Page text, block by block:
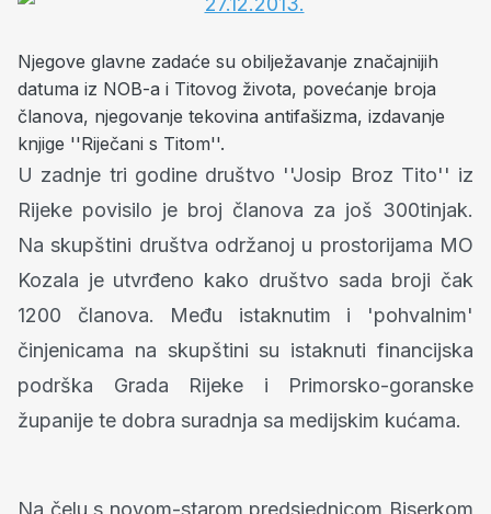
Njegove glavne zadaće su obilježavanje značajnijih
datuma iz NOB-a i Titovog života, povećanje broja
članova, njegovanje tekovina antifašizma, izdavanje
knjige ''Riječani s Titom''.
U zadnje tri godine društvo ''Josip Broz Tito'' iz
Rijeke povisilo je broj članova za još 300tinjak.
Na skupštini društva održanoj u prostorijama MO
Kozala je utvrđeno kako društvo sada broji čak
1200 članova. Među istaknutim i 'pohvalnim'
činjenicama na skupštini su istaknuti financijska
podrška Grada Rijeke i Primorsko-goranske
županije te dobra suradnja sa medijskim kućama.
Na čelu s novom-starom predsjednicom Biserkom